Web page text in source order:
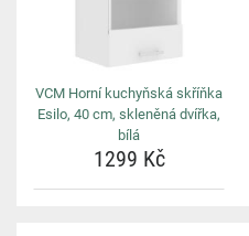
VCM Horní kuchyňská skříňka
Esilo, 40 cm, skleněná dvířka,
bílá
1299 Kč